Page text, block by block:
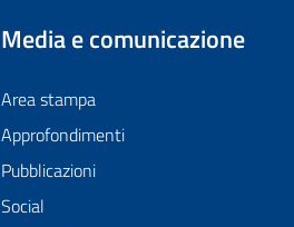
Media e comunicazione
Area stampa
Approfondimenti
Pubblicazioni
Social